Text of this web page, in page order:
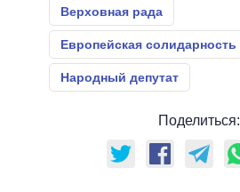
Верховная рада
Европейская солидарность
Народный депутат
Поделиться: